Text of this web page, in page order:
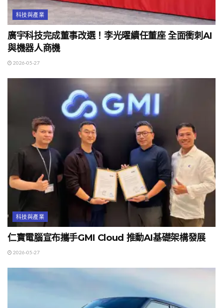
科技與產業
廣宇科技完成董事改選！李光曜續任董座 全面衝刺AI
與機器人商機
2026-05-27
科技與產業
仁寶電腦宣布攜手GMI Cloud 推動AI基礎架構發展
2026-05-27